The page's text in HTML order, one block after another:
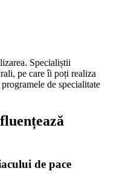
Specialiștii
pe care îi poți realiza
de specialitate
de pace